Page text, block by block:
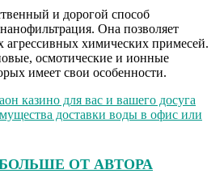
и дорогой способ
Она позволяет
агрессивных химических примесей.
осмотические и ионные
имеет свои особенности.
казино для вас и вашего досуга
доставки воды в офис или
ОТ АВТОРА